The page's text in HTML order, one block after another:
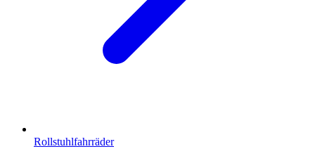
Rollstuhlfahrräder